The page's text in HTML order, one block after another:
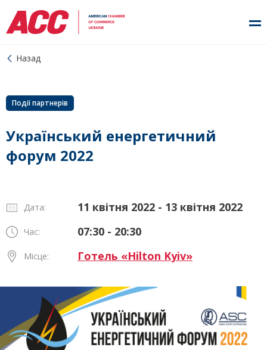
Назад
Події партнерів
Український енергетичний
форум 2022
Дата: 11 квітня 2022 - 13 квітня 2022
Час: 07:30 - 20:30
Місце: Готель «Hilton Kyiv»